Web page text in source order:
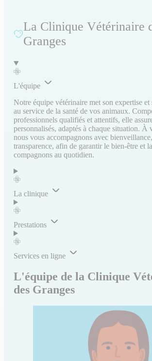
La Clinique Vétérinaire
Granges
L'équipe
Notre équipe vétérinaire met son expertise et
au service de la santé de vos animaux.
professionnels qualifiés et attentifs, elle
personnalisés, adaptés à chaque situation. À
nous vous accompagnons avec
transparence, afin de garantir le bien-être et
compagnons au quotidien.
La clinique
Prestations
Services en ligne
L'équipe de la Clinique
des Granges